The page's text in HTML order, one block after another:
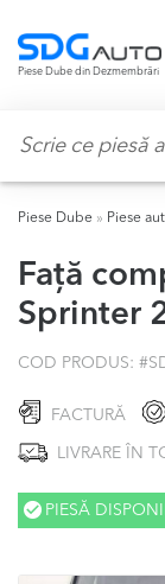
navigation
content
Piese Dube din Dezmembrări
Piese Dube » Piese
Față
Sprinter
COD PRODUS: #
FACTURĂ
LIVRARE ÎN
PIESĂ